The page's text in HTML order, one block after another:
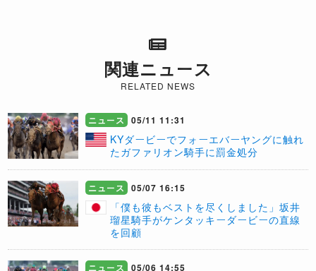
関連ニュース
RELATED NEWS
ニュース 05/11 11:31
KYダービーでフォーエバーヤングに触れ
たガファリオン騎手に罰金処分
ニュース 05/07 16:15
「僕も彼もベストを尽くしました」坂井
瑠星騎手がケンタッキーダービーの直線
を回顧
ニュース 05/06 14:55